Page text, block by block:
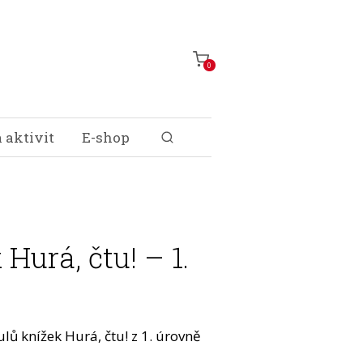
0
aktivit E-shop
čtu! – 1.
knížek Hurá, čtu! z 1. úrovně